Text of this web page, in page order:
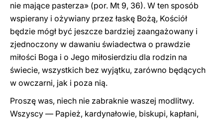
nie mające pasterza» (por. Mt 9, 36). W ten sposób
wspierany i ożywiany przez łaskę Bożą, Kościół
będzie mógł być jeszcze bardziej zaangażowany i
zjednoczony w dawaniu świadectwa o prawdzie
miłości Boga i o Jego miłosierdziu dla rodzin na
świecie, wszystkich bez wyjątku, zarówno będących
w owczarni, jak i poza nią.
Proszę was, niech nie zabraknie waszej modlitwy.
Wszyscy — Papież, kardynałowie, biskupi, kapłani,